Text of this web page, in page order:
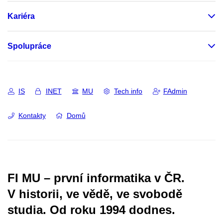
Kariéra
Spolupráce
IS INET MU Tech info FAdmin
Kontakty Domů
FI MU – první informatika v ČR.
V historii, ve vědě, ve svobodě
studia. Od roku 1994 dodnes.